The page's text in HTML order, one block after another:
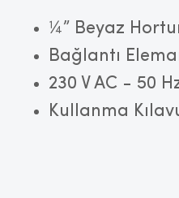
¼” Beyaz
Bağlantı
230 V AC - 50
Kullanma